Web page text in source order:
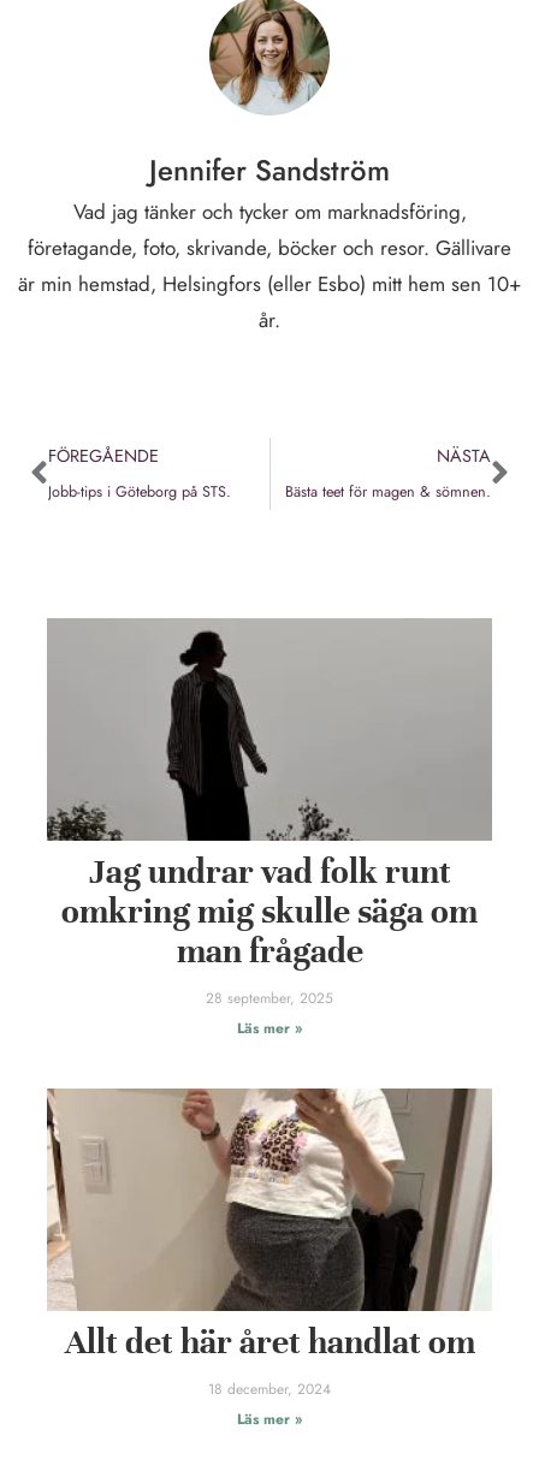
Jennifer Sandström
Vad jag tänker och tycker om marknadsföring,
företagande, foto, skrivande, böcker och resor. Gällivare
är min hemstad, Helsingfors (eller Esbo) mitt hem sen 10+
år.
FÖREGÅENDE
Jobb-tips i Göteborg på STS.
NÄSTA
Bästa teet för magen & sömnen.
Jag undrar vad folk runt
omkring mig skulle säga om
man frågade
28 september, 2025
Läs mer »
Allt det här året handlat om
18 december, 2024
Läs mer »